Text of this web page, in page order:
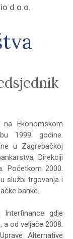
d.o.o.
Ekonomskom
1999. godine.
u Zagrebačkoj
Direkciji
Početkom 2000.
službi trgovanja i
banke.
gdje
od veljače 2008.
Alternative